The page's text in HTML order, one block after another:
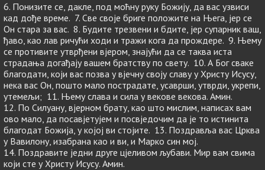
6. Понизите се, дакле, под моћну руку Божију, да вас узвиси
кад дође време. 7. Све своје бриге положите на Њега, јер се
Он стара за вас. 8. Будите трезвени и бдите, јер супарник ваш,
ђаво, као лав ричући ходи и тражи кога да прождере. 9. Њему
се противите утврђени вјером, знајући да се таква иста
страдања догађају вашем братству по свету. 10. А Бог сваке
благодати, који вас позва у вјечну своју славу у Христу Исусу,
нека вас Он, пошто мало пострадате, усаврши, утврди, укрепи,
утемељи; 11. Њему слава и сила у векове векова. Амин.
12. По Силуану, вјерном брату, као што мислим, написах вам
ово мало, да посавјетујем и посвједочим да је то истинита
благодат Божија, у којој ви стојите. 13. Поздравља вас Црква
у Вавилону, изабрана као и ви, и Марко син мој.
14. Поздравите једни друге цјеливом љубави. Мир вам свима
који сте у Христу Исусу. Амин.